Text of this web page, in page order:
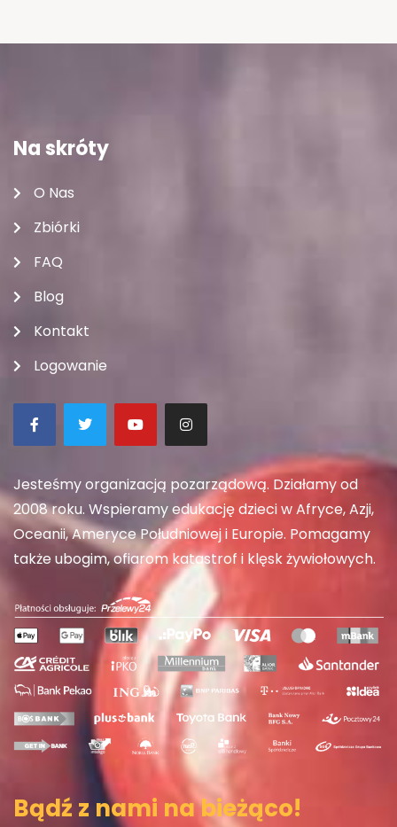
Na skróty
O Nas
Zbiórki
FAQ
Blog
Kontakt
Logowanie
Jesteśmy organizacją pozarządową. Działamy od
2008 roku. Wspieramy edukację dzieci w Afryce, Azji,
Oceanii, Ameryce Południowej i Europie. Pomagamy
także ubogim, ofiarom katastrof i klęsk żywiołowych.
Bądź z nami na bieżąco!